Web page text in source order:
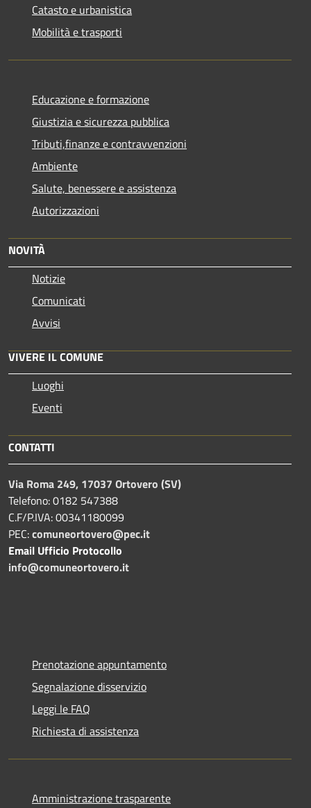
Catasto e urbanistica
Mobilità e trasporti
Educazione e formazione
Giustizia e sicurezza pubblica
Tributi,finanze e contravvenzioni
Ambiente
Salute, benessere e assistenza
Autorizzazioni
NOVITÀ
Notizie
Comunicati
Avvisi
VIVERE IL COMUNE
Luoghi
Eventi
CONTATTI
Via Roma 249, 17037 Ortovero (SV)
Telefono: 0182 547388
C.F/P.IVA: 00341180099
PEC:comuneortovero@pec.it
Email Ufficio Protocollo
info@comuneortovero.it
Prenotazione appuntamento
Segnalazione disservizio
Leggi le FAQ
Richiesta di assistenza
Amministrazione trasparente